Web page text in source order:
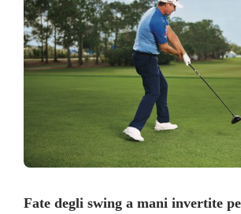
Fate degli swing a mani invertite